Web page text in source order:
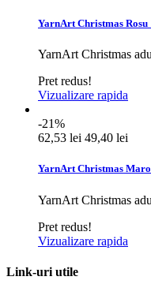
YarnArt Christmas Rosu
YarnArt Christmas
Pret redus!
Vizualizare rapida
-21%
62,53 lei 49,40 lei
YarnArt Christmas
YarnArt Christmas
Pret redus!
Vizualizare rapida
Link-uri utile